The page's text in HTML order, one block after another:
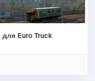
Euro Truck